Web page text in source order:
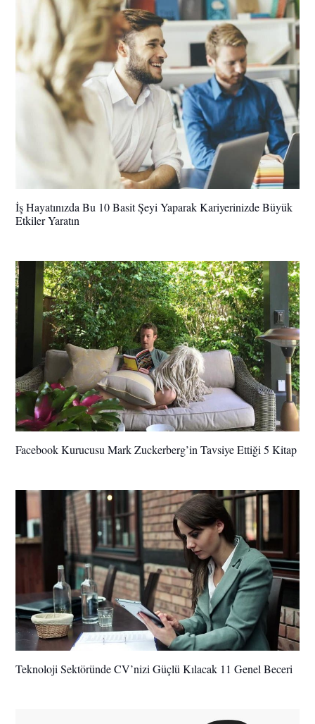
İş Hayatınızda Bu 10 Basit Şeyi Yaparak Kariyerinizde Büyük
Etkiler Yaratın
Facebook Kurucusu Mark Zuckerberg’in Tavsiye Ettiği 5 Kitap
Teknoloji Sektöründe CV’nizi Güçlü Kılacak 11 Genel Beceri